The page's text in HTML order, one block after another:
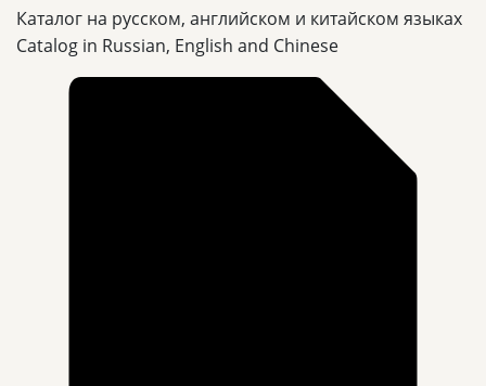
Каталог на русском, английском и китайском языках
Catalog in Russian, English and Chinese